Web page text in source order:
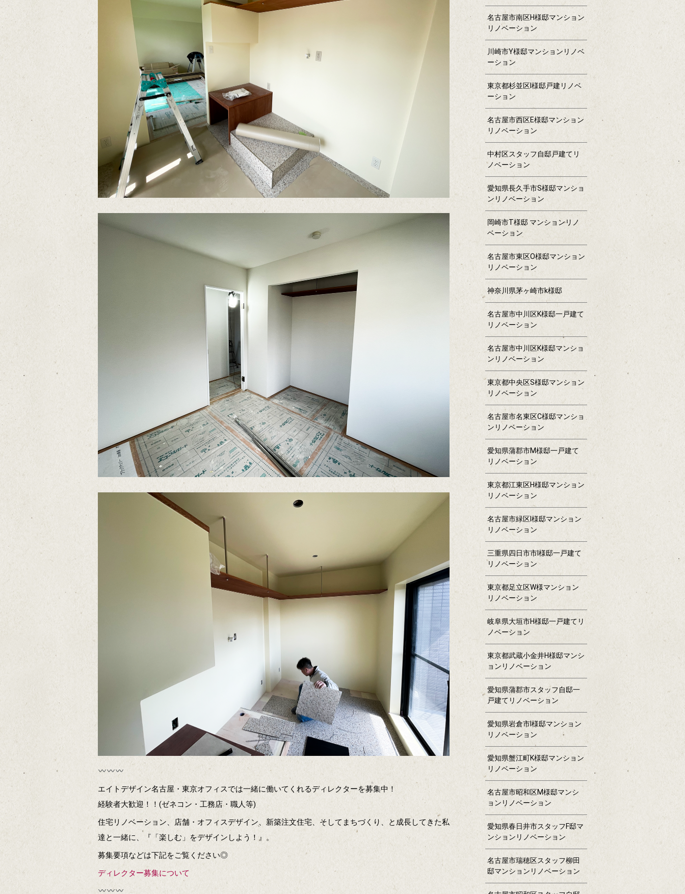
エイトデザイン名古屋・東京オフィスでは一緒に働いてくれるディレクターを募集中！
経験者大歓迎！！(ゼネコン・工務店・職人等)
住宅リノベーション、店舗・オフィスデザイン、新築注文住宅、そしてまちづくり、と成長してきた私
達と一緒に、『「楽しむ」をデザインしよう！』。
募集要項などは下記をご覧ください◎
ディレクター募集について
名古屋市南区H様邸マンション
リノベーション
川崎市Y様邸マンションリノベ
ーション
東京都杉並区I様邸戸建リノベ
ーション
名古屋市西区E様邸マンション
リノベーション
中村区スタッフ自邸戸建てリ
ノベーション
愛知県長久手市S様邸マンショ
ンリノベーション
岡崎市T様邸 マンションリノ
ベーション
名古屋市東区O様邸マンション
リノベーション
神奈川県茅ヶ崎市k様邸
名古屋市中川区K様邸一戸建て
リノベーション
名古屋市中川区K様邸マンショ
ンリノベーション
東京都中央区S様邸マンション
リノベーション
名古屋市名東区C様邸マンショ
ンリノベーション
愛知県蒲郡市M様邸一戸建て
リノベーション
東京都江東区H様邸マンション
リノベーション
名古屋市緑区I様邸マンション
リノベーション
三重県四日市市I様邸一戸建て
リノベーション
東京都足立区W様マンション
リノベーション
岐阜県大垣市H様邸一戸建てリ
ノベーション
東京都武蔵小金井H様邸マンシ
ョンリノベーション
愛知県蒲郡市スタッフ自邸一
戸建てリノベーション
愛知県岩倉市I様邸マンション
リノベーション
愛知県蟹江町K様邸マンション
リノベーション
名古屋市昭和区M様邸マンシ
ョンリノベーション
愛知県春日井市スタッフF邸マ
ンションリノベーション
名古屋市瑞穂区スタッフ柳田
邸マンションリノベーション